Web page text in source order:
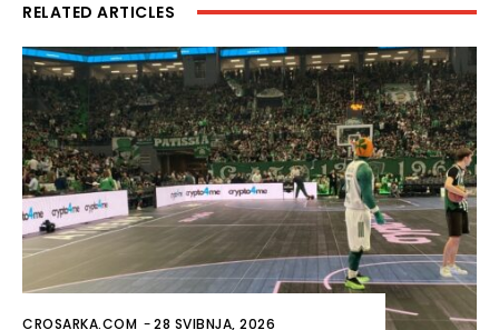
RELATED ARTICLES
CROSARKA.COM -28 SVIBNJA, 2026